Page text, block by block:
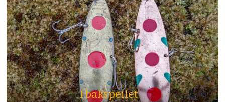
I bakspeilet